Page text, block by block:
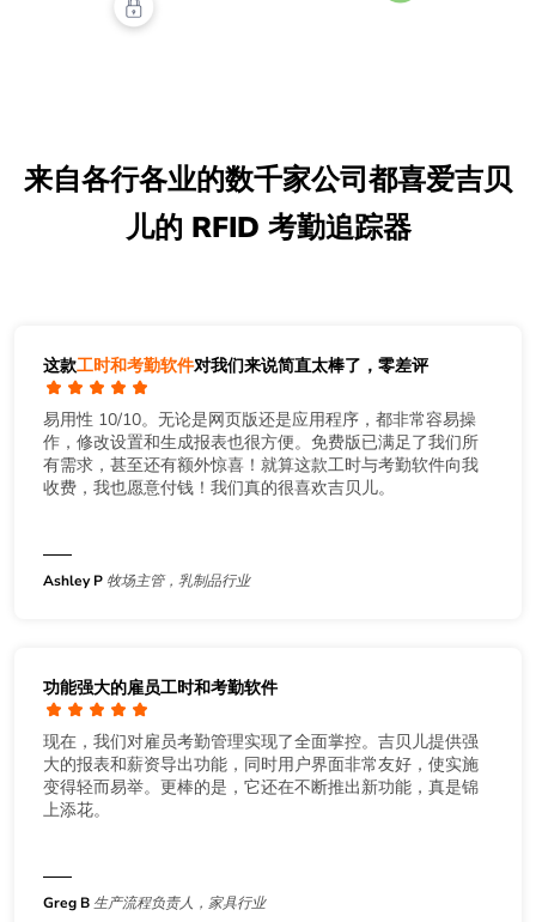
来自各行各业的数千家公司都喜爱吉贝
儿的 RFID 考勤追踪器
这款工时和考勤软件对我们来说简直太棒了，零差评
易用性 10/10。无论是网页版还是应用程序，都非常容易操
作，修改设置和生成报表也很方便。免费版已满足了我们所
有需求，甚至还有额外惊喜！就算这款工时与考勤软件向我
收费，我也愿意付钱！我们真的很喜欢吉贝儿。
Ashley P 牧场主管，乳制品行业
功能强大的雇员工时和考勤软件
现在，我们对雇员考勤管理实现了全面掌控。吉贝儿提供强
大的报表和薪资导出功能，同时用户界面非常友好，使实施
变得轻而易举。更棒的是，它还在不断推出新功能，真是锦
上添花。
Greg B 生产流程负责人，家具行业